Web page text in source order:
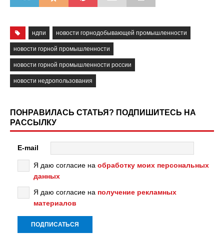
ндпи новости горнодобывающей промышленности
новости горной промышленности
новости горной промышленности россии
новости недропользования
ПОНРАВИЛАСЬ СТАТЬЯ? ПОДПИШИТЕСЬ НА
РАССЫЛКУ
E-mail
Я даю согласие на обработку моих персональных
данных
Я даю согласие на получение рекламных
материалов